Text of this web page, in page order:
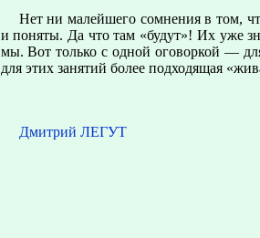
Нет ни малейшего сомнения в том,
и поняты. Да что там «будут»! Их уже
мы. Вот только с одной оговоркой —
для этих занятий более подходящая
Дмитрий ЛЕГУТ